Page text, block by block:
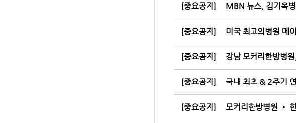
[중요공지] MBN 뉴스, 김기옥
[중요공지] 미국 최고의병원 메
[중요공지] 강남 모커리한방병
[중요공지] 국내 최초 & 2주기
[중요공지] 모커리한방병원 •